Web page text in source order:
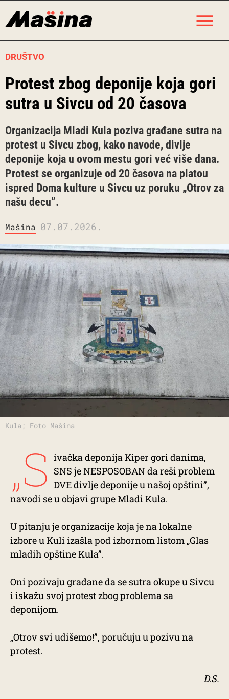
DRUŠTVO
Protest zbog deponije koja gori
sutra u Sivcu od 20 časova
Organizacija Mladi Kula poziva građane sutra na
protest u Sivcu zbog, kako navode, divlje
deponije koja u ovom mestu gori već više dana.
Protest se organizuje od 20 časova na platou
ispred Doma kulture u Sivcu uz poruku „Otrov za
našu decu”.
Mašina 07.07.2026.
Kula; Foto Mašina
„S ivačka deponija Kiper gori danima,
SNS je NESPOSOBAN da reši problem
DVE divlje deponije u našoj opštini”,
navodi se u objavi grupe Mladi Kula.
U pitanju je organizacije koja je na lokalne
izbore u Kuli izašla pod izbornom listom „Glas
mladih opštine Kula”.
Oni pozivaju građane da se sutra okupe u Sivcu
i iskažu svoj protest zbog problema sa
deponijom.
„Otrov svi udišemo!”, poručuju u pozivu na
protest.
D.S.